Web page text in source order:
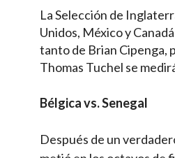
La Selección de
Unidos, México y
tanto de Brian Cipenga,
Thomas Tuchel se
Bélgica vs. Senegal
Después de un